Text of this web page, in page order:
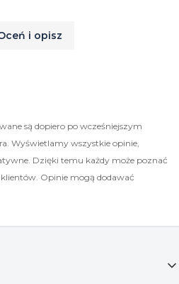
i opisz
są dopiero po wcześniejszym
Wyświetlamy wszystkie opinie,
Dzięki temu każdy może poznać
Opinie mogą dodawać